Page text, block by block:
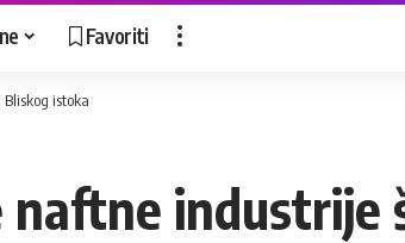
Favoriti
istoka
industrije